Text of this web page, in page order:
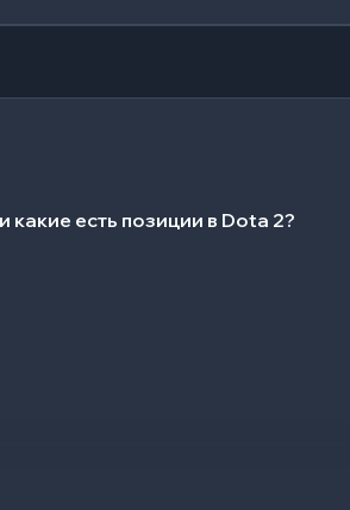
какие есть позиции в Dota 2?